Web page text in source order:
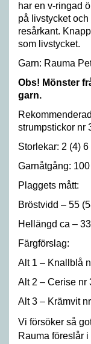
har en v-ringad
på livstycket
resårkant.
som livstycket.
Garn: Rauma
Obs! Mönster
garn.
strumpstickor nr
Storlekar: 2 (4)
Garnåtgång:
Plaggets mått:
Bröstvidd – 55
Hellängd ca –
Färgförslag:
Alt 1 – Knallblå
Alt 2 – Cerise nr
Alt 3 – Krämvit
Vi försöker så
Rauma föreslår